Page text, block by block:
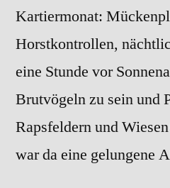
Kartiermonat:
Horstkontrollen,
eine Stunde vor
Brutvögeln zu sein und
Rapsfeldern und
war da eine gelungene